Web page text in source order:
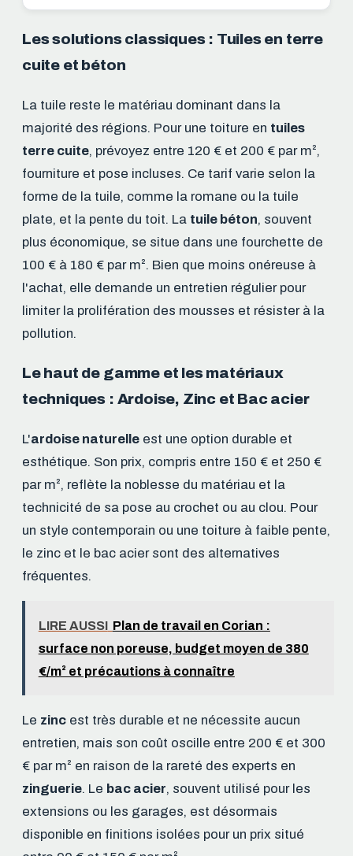
Les solutions classiques : Tuiles en terre
cuite et béton
La tuile reste le matériau dominant dans la
majorité des régions. Pour une toiture en tuiles
terre cuite, prévoyez entre 120 € et 200 € par m²,
fourniture et pose incluses. Ce tarif varie selon la
forme de la tuile, comme la romane ou la tuile
plate, et la pente du toit. La tuile béton, souvent
plus économique, se situe dans une fourchette de
100 € à 180 € par m². Bien que moins onéreuse à
l'achat, elle demande un entretien régulier pour
limiter la prolifération des mousses et résister à la
pollution.
Le haut de gamme et les matériaux
techniques : Ardoise, Zinc et Bac acier
L'ardoise naturelle est une option durable et
esthétique. Son prix, compris entre 150 € et 250 €
par m², reflète la noblesse du matériau et la
technicité de sa pose au crochet ou au clou. Pour
un style contemporain ou une toiture à faible pente,
le zinc et le bac acier sont des alternatives
fréquentes.
LIRE AUSSI Plan de travail en Corian :
surface non poreuse, budget moyen de 380
€/m² et précautions à connaître
Le zinc est très durable et ne nécessite aucun
entretien, mais son coût oscille entre 200 € et 300
€ par m² en raison de la rareté des experts en
zinguerie. Le bac acier, souvent utilisé pour les
extensions ou les garages, est désormais
disponible en finitions isolées pour un prix situé